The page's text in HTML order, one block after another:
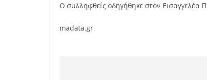
Ο συλληφθείς οδηγήθηκε στον Εισαγγελέα
madata.gr